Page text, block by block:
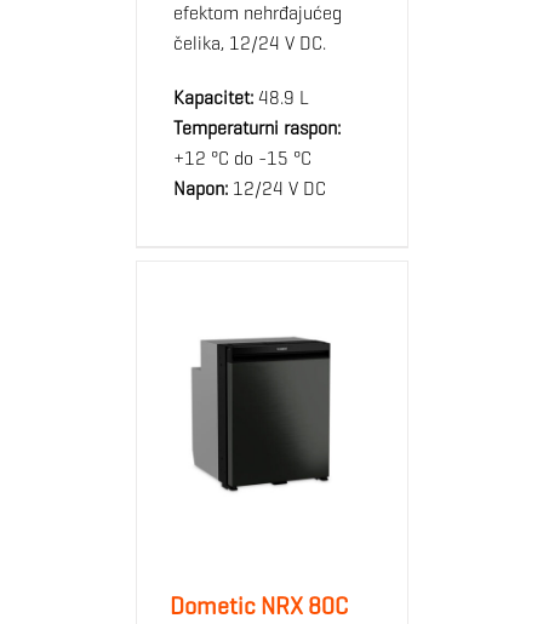
efektom nehrđajućeg
čelika, 12/24 V DC.
Kapacitet:48.9 L
Temperaturni raspon:
+12 °C do -15 °C
Napon:12/24 V DC
Dometic NRX 80C